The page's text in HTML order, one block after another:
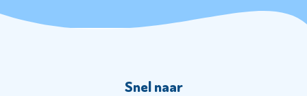
Snel naar